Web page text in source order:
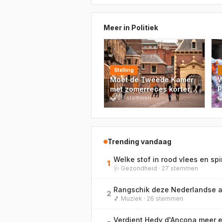
Meer in Politiek
Stelling
Moet de Tweede Kamer
met zomerreces korter
of juist langer stoppen
als er crisis is in
Nederland?
🗳26 stemmen
Trending vandaag
1
🩺 Gezondheid · 27 stemmen
2
🎵 Muziek · 26 stemmen